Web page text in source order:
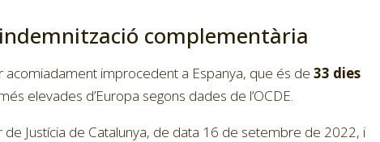
complementària
acomiadament improcedent a Espanya, que és de33 dies
elevades d’Europa segons dades de l’OCDE.
Justícia de Catalunya, de data 16 de setembre de 2022, i